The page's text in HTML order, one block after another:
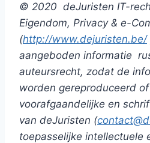
© 2020 deJuristen IT-
Eigendom, Privacy & e-
(http://www.dejuristen.be/
aangeboden informatie
auteursrecht, zodat de
worden gereproduceerd
voorafgaandelijke en
van deJuristen (
toepasselijke intellectuele